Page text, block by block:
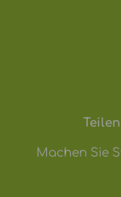
Machen Sie